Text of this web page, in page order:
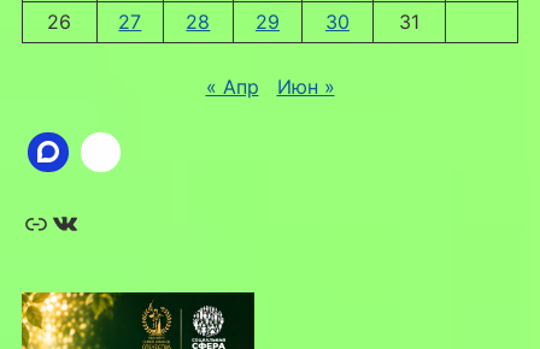
26
27 28 29 30 31
« Апр Июн »
Ссылка